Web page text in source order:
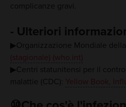
complicanze gravi.
- Ulteriori
▶Organizzazione Mondiale della
(stagionale) (who.int)
▶Centri statunitensi per il
malattie (CDC): Yellow Book,